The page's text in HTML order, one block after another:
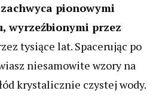
pionowymi
wyrzeźbionymi przez
tysiące lat. Spacerując po
niesamowite wzory na
krystalicznie czystej wody.